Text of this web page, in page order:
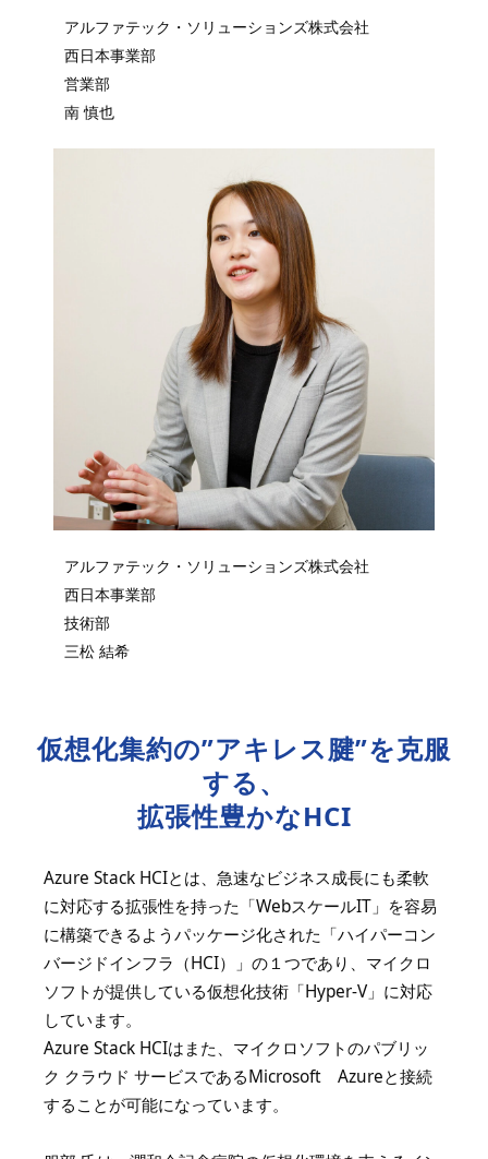
アルファテック・ソリューションズ株式会社
西日本事業部
営業部
南 慎也
アルファテック・ソリューションズ株式会社
西日本事業部
技術部
三松 結希
仮想化集約の”アキレス腱”を克服
する、
拡張性豊かなHCI
Azure Stack HCIとは、急速なビジネス成長にも柔軟
に対応する拡張性を持った「WebスケールIT」を容易
に構築できるようパッケージ化された「ハイパーコン
バージドインフラ（HCI）」の１つであり、マイクロ
ソフトが提供している仮想化技術「Hyper-V」に対応
しています。
Azure Stack HCIはまた、マイクロソフトのパブリッ
ク クラウド サービスであるMicrosoft Azureと接続
することが可能になっています。